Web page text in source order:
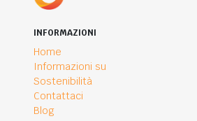
INFORMAZIONI
Home
Informazioni su
Sostenibilità
Contattaci
Blog